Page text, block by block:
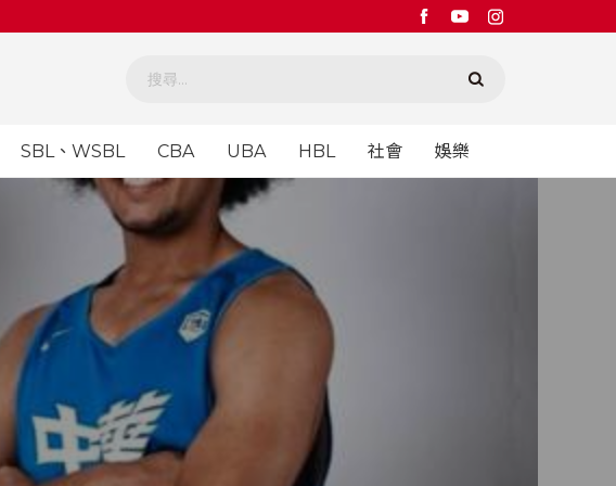
SBL、WSBL CBA UBA HBL 社會 娛樂